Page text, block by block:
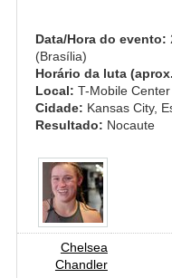
Data/Hora do evento:
(Brasília)
Horário da luta
Local: T-Mobile Center
Cidade: Kansas City,
Resultado: Nocaute
Chelsea
Chandler